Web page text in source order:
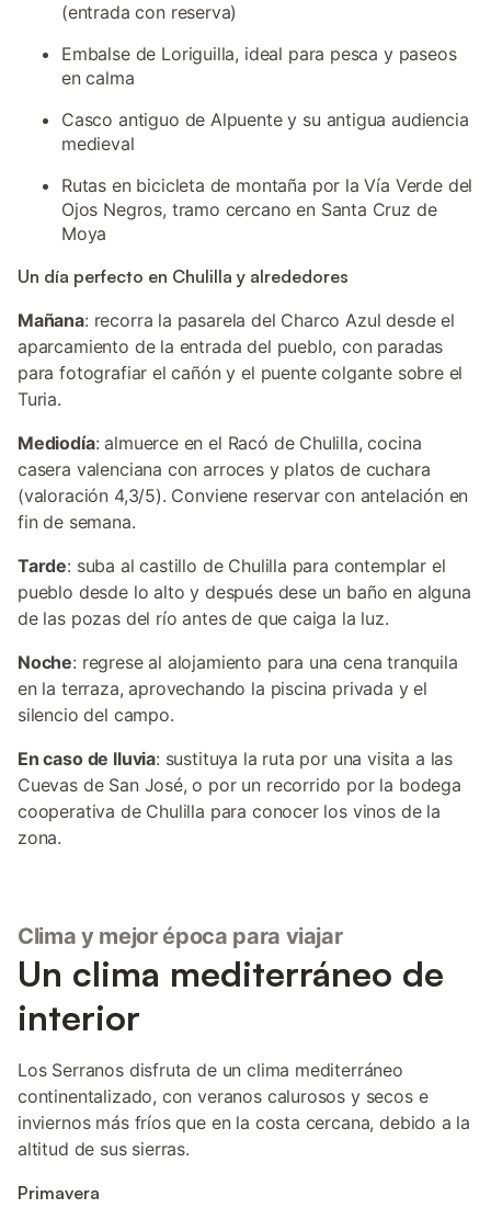
(entrada con reserva)
Embalse de Loriguilla, ideal para pesca y paseos
en calma
Casco antiguo de Alpuente y su antigua audiencia
medieval
Rutas en bicicleta de montaña por la Vía Verde del
Ojos Negros, tramo cercano en Santa Cruz de
Moya
Un día perfecto en Chulilla y alrededores
Mañana: recorra la pasarela del Charco Azul desde el
aparcamiento de la entrada del pueblo, con paradas
para fotografiar el cañón y el puente colgante sobre el
Turia.
Mediodía: almuerce en el Racó de Chulilla, cocina
casera valenciana con arroces y platos de cuchara
(valoración 4,3/5). Conviene reservar con antelación en
fin de semana.
Tarde: suba al castillo de Chulilla para contemplar el
pueblo desde lo alto y después dese un baño en alguna
de las pozas del río antes de que caiga la luz.
Noche: regrese al alojamiento para una cena tranquila
en la terraza, aprovechando la piscina privada y el
silencio del campo.
En caso de lluvia: sustituya la ruta por una visita a las
Cuevas de San José, o por un recorrido por la bodega
cooperativa de Chulilla para conocer los vinos de la
zona.
Clima y mejor época para viajar
Un clima mediterráneo de
interior
Los Serranos disfruta de un clima mediterráneo
continentalizado, con veranos calurosos y secos e
inviernos más fríos que en la costa cercana, debido a la
altitud de sus sierras.
Primavera